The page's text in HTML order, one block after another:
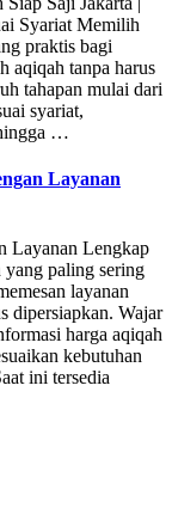
Syariat Memilih
praktis bagi
aqiqah tanpa harus
tahapan mulai dari
syariat,
…
Layanan
Layanan Lengkap
yang paling sering
layanan
dipersiapkan. Wajar
harga aqiqah
kebutuhan
ini tersedia